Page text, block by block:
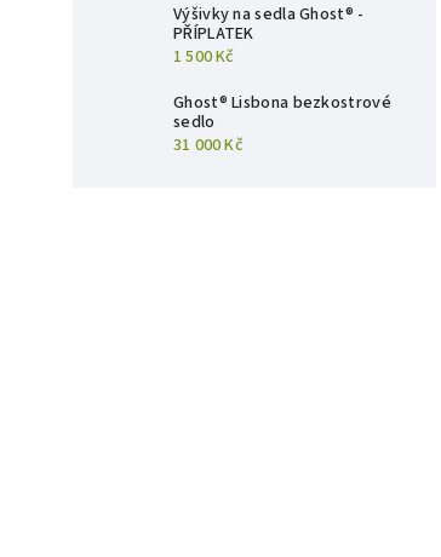
Výšivky na sedla Ghost® -
PŘÍPLATEK
1 500 Kč
Ghost® Lisbona bezkostrové
sedlo
31 000 Kč